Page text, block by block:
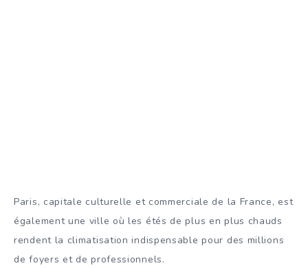
Paris, capitale culturelle et commerciale de la France, est
également une ville où les étés de plus en plus chauds
rendent la climatisation indispensable pour des millions
de foyers et de professionnels.